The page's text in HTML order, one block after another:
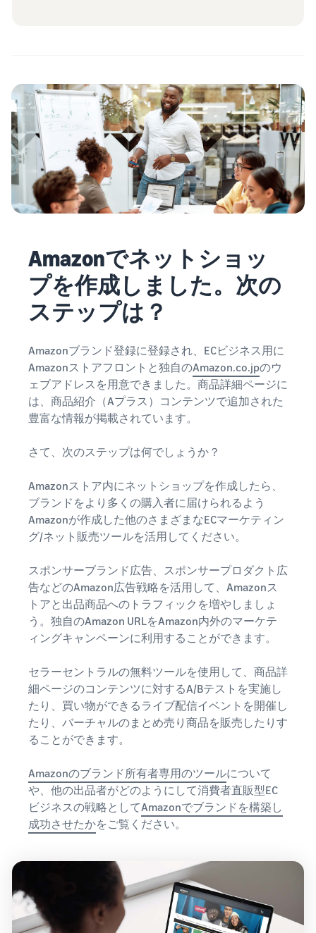
Amazonでネットショッ
プを作成しました。次の
ステップは？
Amazonブランド登録に登録され、ECビジネス用に
Amazonストアフロントと独自のAmazon.co.jpのウ
ェブアドレスを用意できました。商品詳細ページに
は、商品紹介（Aプラス）コンテンツで追加された
豊富な情報が掲載されています。
さて、次のステップは何でしょうか？
Amazonストア内にネットショップを作成したら、
ブランドをより多くの購入者に届けられるよう
Amazonが作成した他のさまざまなECマーケティン
グ/ネット販売ツールを活用してください。
スポンサーブランド広告、スポンサープロダクト広
告などのAmazon広告戦略を活用して、Amazonス
トアと出品商品へのトラフィックを増やしましょ
う。独自のAmazon URLをAmazon内外のマーケテ
ィングキャンペーンに利用することができます。
セラーセントラルの無料ツールを使用して、商品詳
細ページのコンテンツに対するA/Bテストを実施し
たり、買い物ができるライブ配信イベントを開催し
たり、バーチャルのまとめ売り商品を販売したりす
ることができます。
Amazonのブランド所有者専用のツールについて
や、他の出品者がどのようにして消費者直販型EC
ビジネスの戦略としてAmazonでブランドを構築し
成功させたかをご覧ください。